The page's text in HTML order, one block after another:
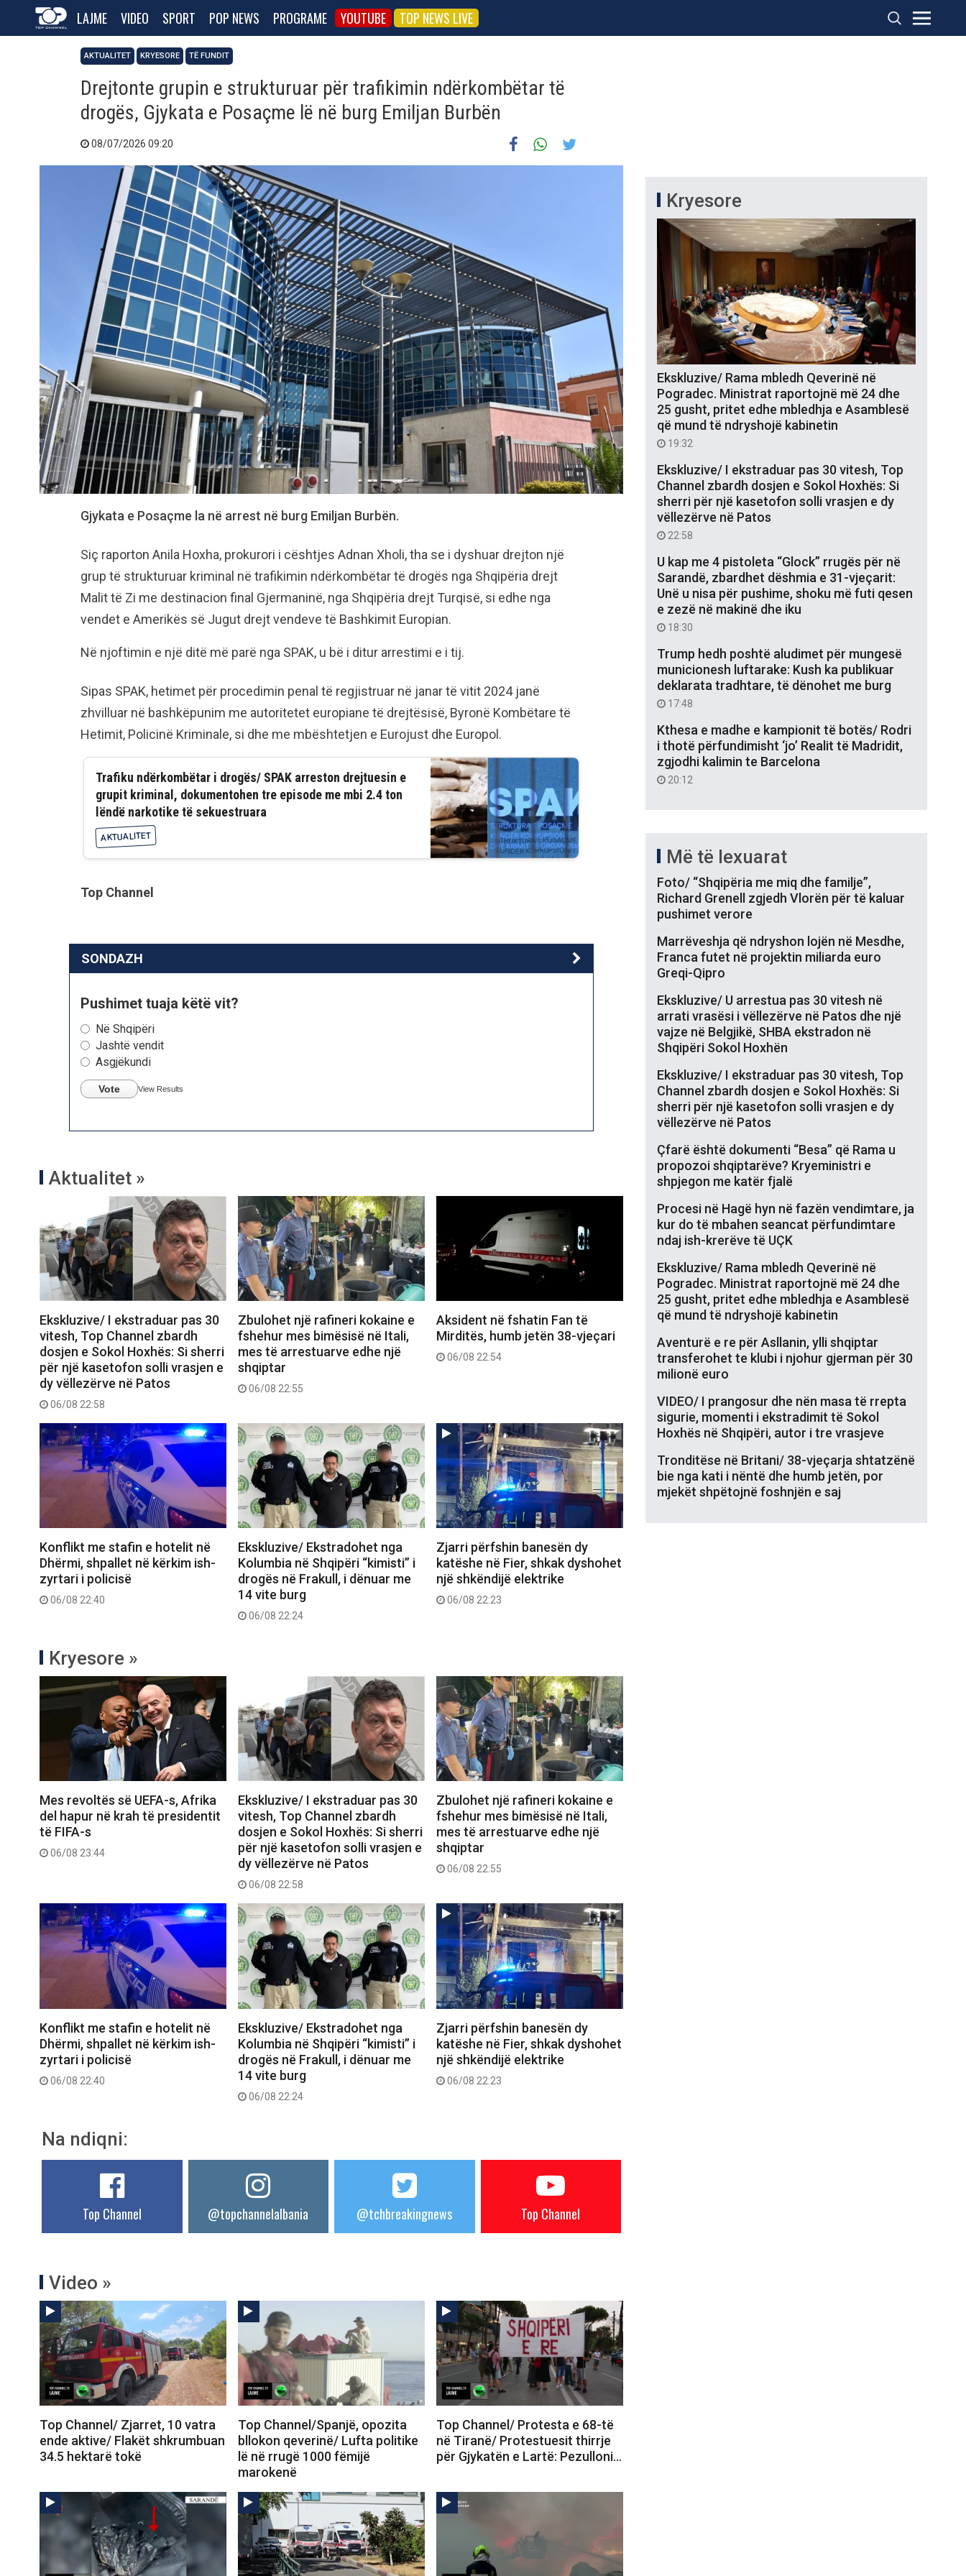
LAJME VIDEO SPORT POP NEWS PROGRAME YOUTUBE TOP NEWS LIVE
AKTUALITET KRYESORE TË FUNDIT
Drejtonte grupin e strukturuar për trafikimin ndërkombëtar të
drogës, Gjykata e Posaçme lë në burg Emiljan Burbën
08/07/2026 09:20
Gjykata e Posaçme la në arrest në burg Emiljan Burbën.
Siç raporton Anila Hoxha, prokurori i cështjes Adnan Xholi, tha se i dyshuar drejton një
grup të strukturuar kriminal në trafikimin ndërkombëtar të drogës nga Shqipëria drejt
Malit të Zi me destinacion final Gjermaninë, nga Shqipëria drejt Turqisë, si edhe nga
vendet e Amerikës së Jugut drejt vendeve të Bashkimit Europian.
Në njoftimin e një ditë më parë nga SPAK, u bë i ditur arrestimi e i tij.
Sipas SPAK, hetimet për procedimin penal të regjistruar në janar të vitit 2024 janë
zhvilluar në bashkëpunim me autoritetet europiane të drejtësisë, Byronë Kombëtare të
Hetimit, Policinë Kriminale, si dhe me mbështetjen e Eurojust dhe Europol.
Trafiku ndërkombëtar i drogës/ SPAK arreston drejtuesin e
grupit kriminal, dokumentohen tre episode me mbi 2.4 ton
lëndë narkotike të sekuestruara
AKTUALITET
Top Channel
SONDAZH
Pushimet tuaja këtë vit?
Në Shqipëri
Jashtë vendit
Asgjëkundi
Vote View Results
Aktualitet »
Ekskluzive/ I ekstraduar pas 30
vitesh, Top Channel zbardh
dosjen e Sokol Hoxhës: Si sherri
për një kasetofon solli vrasjen e
dy vëllezërve në Patos
06/08 22:58
Zbulohet një rafineri kokaine e
fshehur mes bimësisë në Itali,
mes të arrestuarve edhe një
shqiptar
06/08 22:55
Aksident në fshatin Fan të
Mirditës, humb jetën 38-vjeçari
06/08 22:54
Konflikt me stafin e hotelit në
Dhërmi, shpallet në kërkim ish-
zyrtari i policisë
06/08 22:40
Ekskluzive/ Ekstradohet nga
Kolumbia në Shqipëri “kimisti” i
drogës në Frakull, i dënuar me
14 vite burg
06/08 22:24
Zjarri përfshin banesën dy
katëshe në Fier, shkak dyshohet
një shkëndijë elektrike
06/08 22:23
Kryesore »
Mes revoltës së UEFA-s, Afrika
del hapur në krah të presidentit
të FIFA-s
06/08 23:44
Ekskluzive/ I ekstraduar pas 30
vitesh, Top Channel zbardh
dosjen e Sokol Hoxhës: Si sherri
për një kasetofon solli vrasjen e
dy vëllezërve në Patos
06/08 22:58
Zbulohet një rafineri kokaine e
fshehur mes bimësisë në Itali,
mes të arrestuarve edhe një
shqiptar
06/08 22:55
Konflikt me stafin e hotelit në
Dhërmi, shpallet në kërkim ish-
zyrtari i policisë
06/08 22:40
Ekskluzive/ Ekstradohet nga
Kolumbia në Shqipëri “kimisti” i
drogës në Frakull, i dënuar me
14 vite burg
06/08 22:24
Zjarri përfshin banesën dy
katëshe në Fier, shkak dyshohet
një shkëndijë elektrike
06/08 22:23
Na ndiqni:
Top Channel @topchannelalbania @tchbreakingnews Top Channel
Video »
Top Channel/ Zjarret, 10 vatra
ende aktive/ Flakët shkrumbuan
34.5 hektarë tokë
Top Channel/Spanjë, opozita
bllokon qeverinë/ Lufta politike
lë në rrugë 1000 fëmijë
marokenë
Top Channel/ Protesta e 68-të
në Tiranë/ Protestuesit thirrje
për Gjykatën e Lartë: Pezulloni…
Kryesore
Ekskluzive/ Rama mbledh Qeverinë në
Pogradec. Ministrat raportojnë më 24 dhe
25 gusht, pritet edhe mbledhja e Asamblesë
që mund të ndryshojë kabinetin
19:32
Ekskluzive/ I ekstraduar pas 30 vitesh, Top
Channel zbardh dosjen e Sokol Hoxhës: Si
sherri për një kasetofon solli vrasjen e dy
vëllezërve në Patos
22:58
U kap me 4 pistoleta “Glock” rrugës për në
Sarandë, zbardhet dëshmia e 31-vjeçarit:
Unë u nisa për pushime, shoku më futi qesen
e zezë në makinë dhe iku
18:30
Trump hedh poshtë aludimet për mungesë
municionesh luftarake: Kush ka publikuar
deklarata tradhtare, të dënohet me burg
17:48
Kthesa e madhe e kampionit të botës/ Rodri
i thotë përfundimisht ‘jo’ Realit të Madridit,
zgjodhi kalimin te Barcelona
20:12
Më të lexuarat
Foto/ “Shqipëria me miq dhe familje”,
Richard Grenell zgjedh Vlorën për të kaluar
pushimet verore
Marrëveshja që ndryshon lojën në Mesdhe,
Franca futet në projektin miliarda euro
Greqi-Qipro
Ekskluzive/ U arrestua pas 30 vitesh në
arrati vrasësi i vëllezërve në Patos dhe një
vajze në Belgjikë, SHBA ekstradon në
Shqipëri Sokol Hoxhën
Ekskluzive/ I ekstraduar pas 30 vitesh, Top
Channel zbardh dosjen e Sokol Hoxhës: Si
sherri për një kasetofon solli vrasjen e dy
vëllezërve në Patos
Çfarë është dokumenti “Besa” që Rama u
propozoi shqiptarëve? Kryeministri e
shpjegon me katër fjalë
Procesi në Hagë hyn në fazën vendimtare, ja
kur do të mbahen seancat përfundimtare
ndaj ish-krerëve të UÇK
Ekskluzive/ Rama mbledh Qeverinë në
Pogradec. Ministrat raportojnë më 24 dhe
25 gusht, pritet edhe mbledhja e Asamblesë
që mund të ndryshojë kabinetin
Aventurë e re për Asllanin, ylli shqiptar
transferohet te klubi i njohur gjerman për 30
milionë euro
VIDEO/ I prangosur dhe nën masa të rrepta
sigurie, momenti i ekstradimit të Sokol
Hoxhës në Shqipëri, autor i tre vrasjeve
Tronditëse në Britani/ 38-vjeçarja shtatzënë
bie nga kati i nëntë dhe humb jetën, por
mjekët shpëtojnë foshnjën e saj